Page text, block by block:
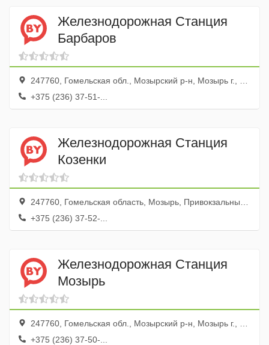
Железнодорожная Станция
Барбаров
247760, Гомельская обл., Мозырский р-н, Мозырь г., ул. Мозырь-11
+375 (236) 37-51-...
Железнодорожная Станция
Козенки
247760, Гомельская область, Мозырь, Привокзальный переулок, 3
+375 (236) 37-52-...
Железнодорожная Станция
Мозырь
247760, Гомельская обл., Мозырский р-н, Мозырь г., ул. Социалистическая, 108
+375 (236) 37-50-...